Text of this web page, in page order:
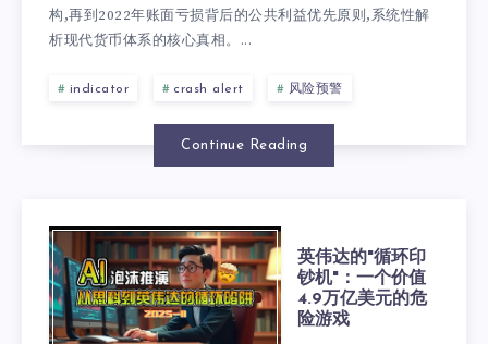
构,再到2022年账面亏损背后的公共利益优先原则,系统性解
析现代货币体系的核心真相。...
indicator crash alert 风险预警
Continue Reading
英伟达的"循环印
钞机"：一个价值
4.9万亿美元的危
险游戏